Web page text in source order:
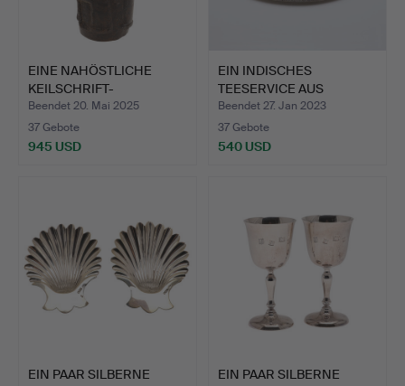
EINE NAHÖSTLICHE
KEILSCHRIFT-
STEINFIGUR/ S…
Beendet 20. Mai 2025
37 Gebote
945 USD
EIN INDISCHES
TEESERVICE AUS
WEISSEM METAL…
Beendet 27. Jan 2023
37 Gebote
540 USD
EIN PAAR SILBERNE
EIN PAAR SILBERNE